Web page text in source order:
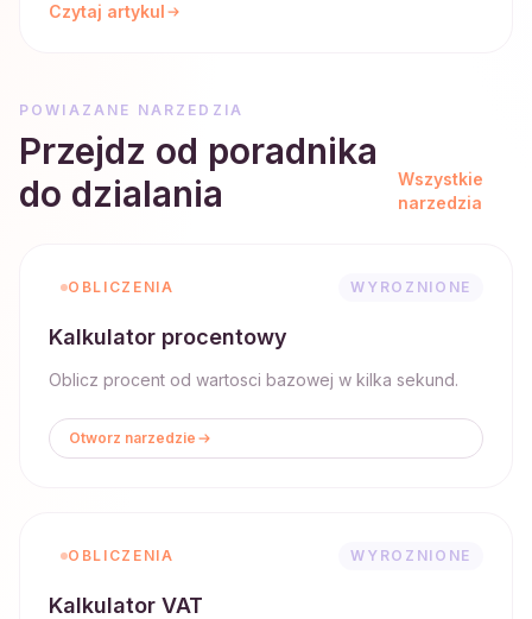
Czytaj artykul
POWIAZANE NARZEDZIA
Przejdz od poradnika
do dzialania
Wszystkie
narzedzia
OBLICZENIA WYROZNIONE
Kalkulator procentowy
Oblicz procent od wartosci bazowej w kilka sekund.
Otworz narzedzie
OBLICZENIA WYROZNIONE
Kalkulator VAT